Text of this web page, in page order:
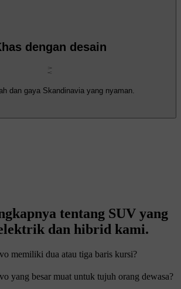
dengan desain
dan gaya Skandinavia yang nyaman.
tentang SUV yang
dan hibrid kami.
memiliki dua atau tiga baris kursi?
yang besar muat untuk tujuh orang dewasa?